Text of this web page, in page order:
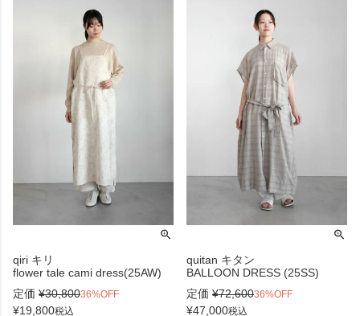
qiri キリ
flower tale cami dress(25AW)
定価 ¥30,80036%OFF
¥19,800税込
quitan キタン
BALLOON DRESS (25SS)
定価 ¥72,60036%OFF
¥47,000税込